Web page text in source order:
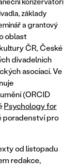
základy
a grantový
oblast
ČR, České
divadelních
asociací. Ve
(ORCID
Psychology for
poradenství pro
od listopadu
redakce,